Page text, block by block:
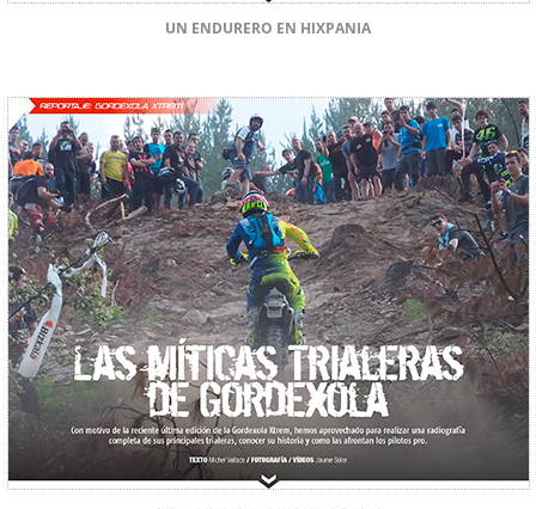
UN ENDURERO EN HIXPANIA